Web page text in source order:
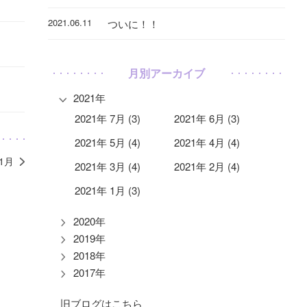
月
2021.06.11 ついに！！
月別アーカイブ
2021年
2021年 7月 (3)
2021年 6月 (3)
2021年 5月 (4)
2021年 4月 (4)
2021年 3月 (4)
2021年 2月 (4)
2021年 1月 (3)
2020年
2019年
2018年
2017年
旧ブログはこちら